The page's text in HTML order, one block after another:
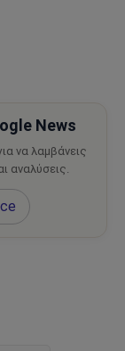
News
να λαμβάνεις
αναλύσεις.